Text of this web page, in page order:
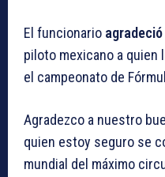
El funcionario
piloto mexicano a
el campeonato de
Agradezco a nuestro
quien estoy seguro se
mundial del máximo